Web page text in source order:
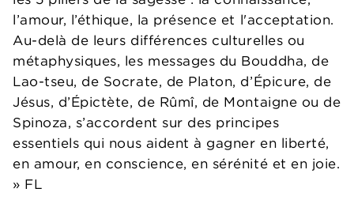
l’amour, l’éthique, la présence et l'acceptation.
Au-delà de leurs différences culturelles ou
métaphysiques, les messages du Bouddha, de
Lao-tseu, de Socrate, de Platon, d’Épicure, de
Jésus, d’Épictète, de Rûmî, de Montaigne ou de
Spinoza, s’accordent sur des principes
essentiels qui nous aident à gagner en liberté,
en amour, en conscience, en sérénité et en joie.
» FL